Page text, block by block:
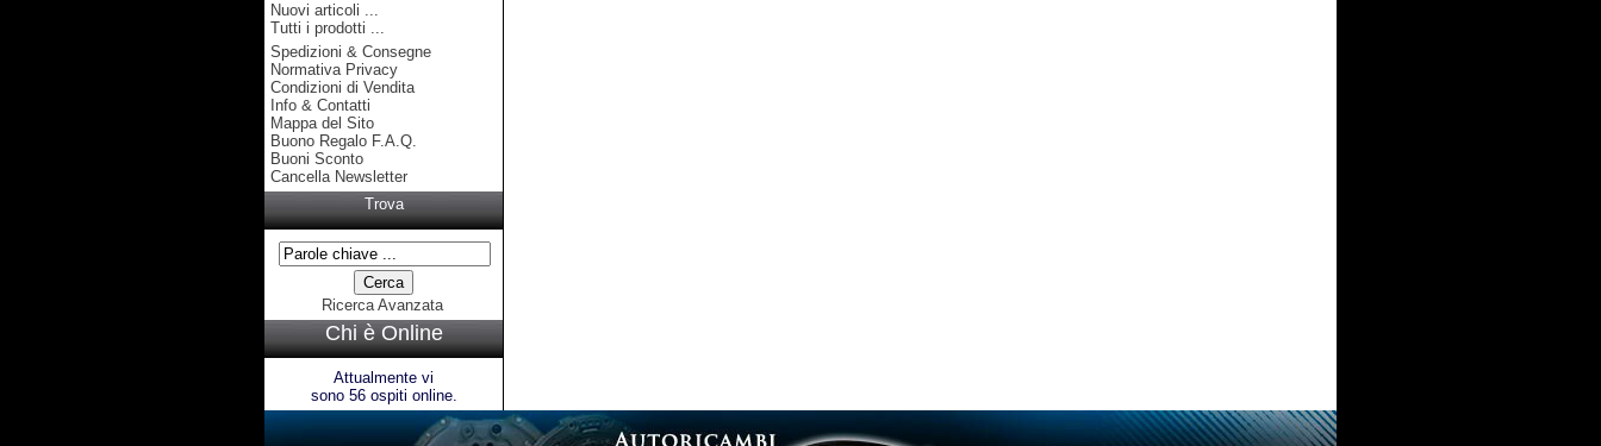
Nuovi articoli ...
Tutti i prodotti ...
Informazioni
Spedizioni & Consegne
Normativa Privacy
Condizioni di Vendita
Info & Contatti
Mappa del Sito
Buono Regalo F.A.Q.
Buoni Sconto
Cancella Newsletter
Trova
Ricerca Avanzata
Chi è Online
Attualmente vi
sono 56 ospiti online.